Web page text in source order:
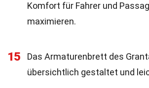
Komfort für Fahrer und
maximieren.
15
Das Armaturenbrett des
übersichtlich gestaltet und